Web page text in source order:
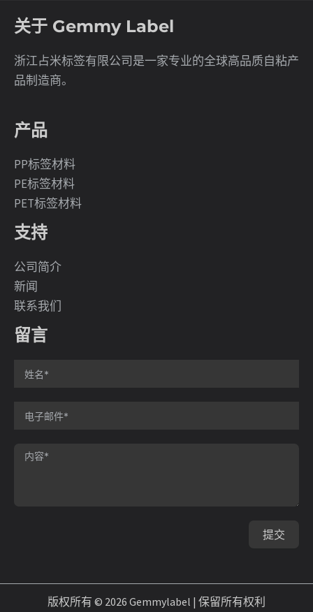
关于 Gemmy Label
浙江占米标签有限公司是一家专业的全球高品质自粘产
品制造商。
产品
PP标签材料
PE标签材料
PET标签材料
支持
公司简介
新闻
联系我们
留言
提交
版权所有 © 2026 Gemmylabel | 保留所有权利